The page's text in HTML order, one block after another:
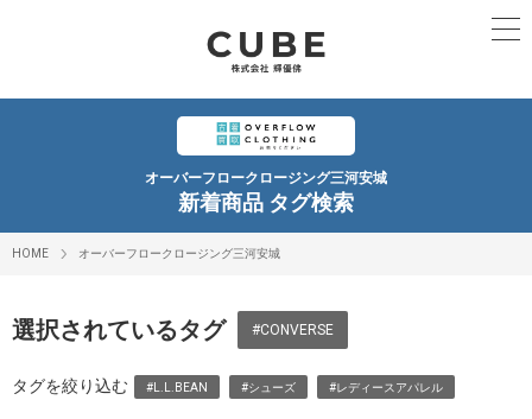
オーバーフロークロージング三河安城
新着商品 タグ検索
HOME オーバーフロークロージング三河安城
選択されているタグ #CONVERSE
タグを絞り込む #L.L.BEAN #シューズ #レディースアパレル